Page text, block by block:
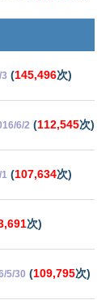
(145,496次)
6/2 (112,545次)
(107,634次)
次)
5/30 (109,795次)